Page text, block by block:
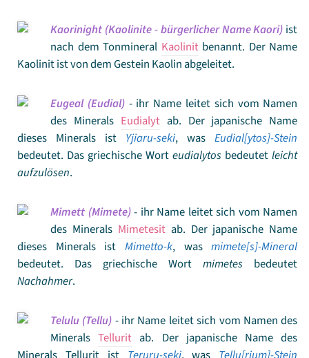
Kaorinight (Kaolinite - bürgerlicher Name Kaori) ist
nach dem Tonmineral Kaolinitbenannt. Der Name
Kaolinit ist von dem Gestein Kaolin abgeleitet.
Eugeal (Eudial)- ihr Name leitet sich vom Namen
des Minerals Eudialytab. Der japanische Name
dieses Minerals ist Yjiaru-seki, wasEudial[ytos]-Stein
bedeutet. Das griechische Worteudialytos bedeutetleicht
aufzulösen.
Mimett (Mimete)- ihr Name leitet sich vom Namen
des Minerals Mimetesitab. Der japanische Name
dieses Minerals ist Mimetto-k, wasmimete[s]-Mineral
bedeutet. Das griechische Wortmimetes bedeutet
Nachahmer.
Telulu (Tellu) - ihr Name leitet sich vom Namen des
MineralsTellurit ab. Der japanische Name des